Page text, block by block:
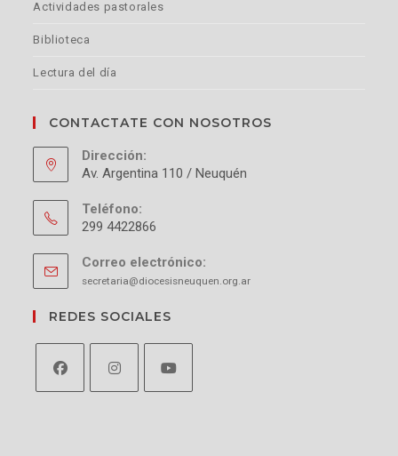
Actividades pastorales
Biblioteca
Lectura del día
CONTACTATE CON NOSOTROS
Dirección:
Av. Argentina 110 / Neuquén
Teléfono:
299 4422866
Correo electrónico:
secretaria@diocesisneuquen.org.ar
REDES SOCIALES